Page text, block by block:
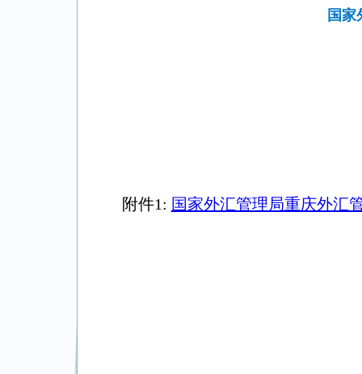
国家
附件1: 国家外汇管理局重庆外汇